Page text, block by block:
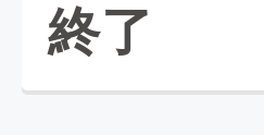
終了